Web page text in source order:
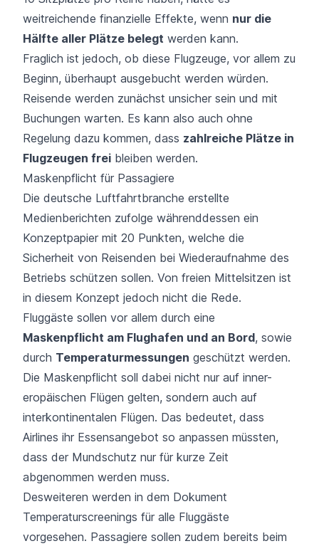
weitreichende finanzielle Effekte, wenn nur die
Hälfte aller Plätze belegt werden kann.
Fraglich ist jedoch, ob diese Flugzeuge, vor allem zu
Beginn, überhaupt ausgebucht werden würden.
Reisende werden zunächst unsicher sein und mit
Buchungen warten. Es kann also auch ohne
Regelung dazu kommen, dass zahlreiche Plätze in
Flugzeugen frei bleiben werden.
Maskenpflicht für Passagiere
Die deutsche Luftfahrtbranche erstellte
Medienberichten zufolge währenddessen ein
Konzeptpapier mit 20 Punkten, welche die
Sicherheit von Reisenden bei Wiederaufnahme des
Betriebs schützen sollen. Von freien Mittelsitzen ist
in diesem Konzept jedoch nicht die Rede.
Fluggäste sollen vor allem durch eine
Maskenpflicht am Flughafen und an Bord, sowie
durch Temperaturmessungen geschützt werden.
Die Maskenpflicht soll dabei nicht nur auf inner-
eropäischen Flügen gelten, sondern auch auf
interkontinentalen Flügen. Das bedeutet, dass
Airlines ihr Essensangebot so anpassen müssten,
dass der Mundschutz nur für kurze Zeit
abgenommen werden muss.
Desweiteren werden in dem Dokument
Temperaturscreenings für alle Fluggäste
vorgesehen. Passagiere sollen zudem bereits beim